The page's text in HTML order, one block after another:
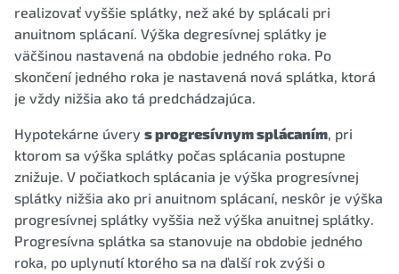
realizovať vyššie splátky, než aké by splácali pri
anuitnom splácaní. Výška degresívnej splátky je
väčšinou nastavená na obdobie jedného roka. Po
skončení jedného roka je nastavená nová splátka, ktorá
je vždy nižšia ako tá predchádzajúca.
Hypotekárne úvery s progresívnym splácaním, pri
ktorom sa výška splátky počas splácania postupne
znižuje. V počiatkoch splácania je výška progresívnej
splátky nižšia ako pri anuitnom splácaní, neskôr je výška
progresívnej splátky vyššia než výška anuitnej splátky.
Progresívna splátka sa stanovuje na obdobie jedného
roka, po uplynutí ktorého sa na ďalší rok zvýši o